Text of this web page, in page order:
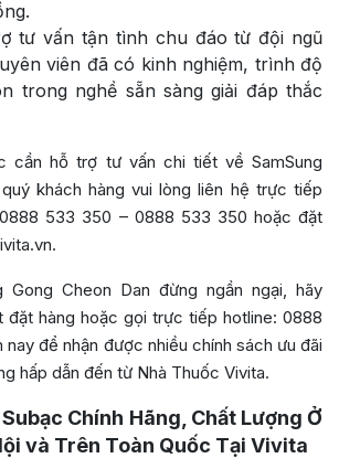
tư vấn tận tình chu đáo từ đội ngũ
viên đã có kinh nghiệm, trình độ
trong nghề sẵn sàng giải đáp thắc
cần hỗ trợ tư vấn chi tiết về SamSung
khách hàng vui lòng liên hệ trực tiếp
533 350 – 0888 533 350 hoặc đặt
Gong Cheon Dan đừng ngần ngại, hãy
đặt hàng hoặc gọi trực tiếp hotline: 0888
để nhận được nhiều chính sách ưu đãi
hấp dẫn đến từ Nhà Thuốc Vivita.
Chính Hãng, Chất Lượng Ở
và Trên Toàn Quốc Tại Vivita